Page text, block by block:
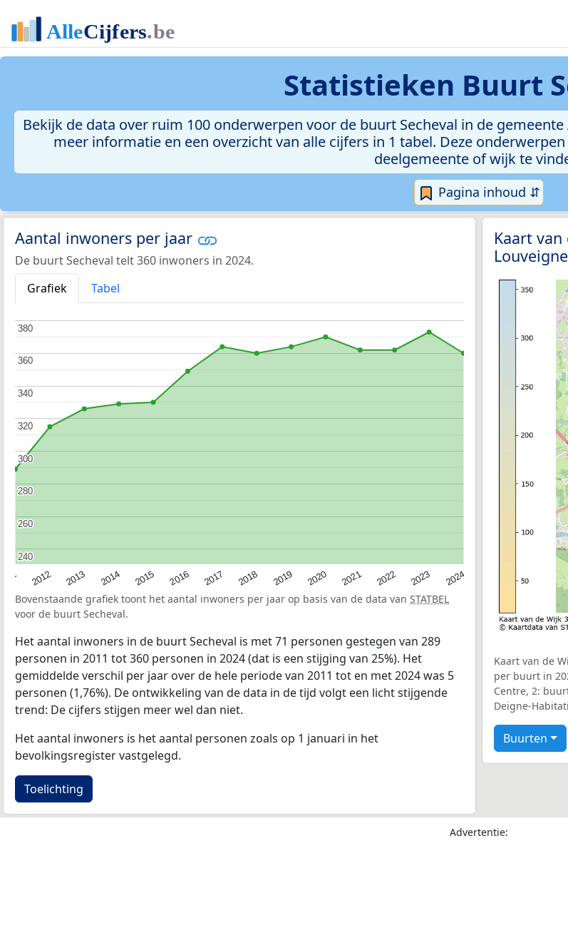
Statistieken Buurt
Bekijk de data over ruim 100 onderwerpen voor de buurt Secheval in de
meer informatie en een overzicht van alle cijfers in 1 tabel. Deze
deelgemeente of wijk te
Pagina inhoud ⇵
Aantal inwoners per jaar
De buurt Secheval telt 360 inwoners in 2024.
Grafiek
Tabel
2012 2013 2014 2015 2016 2017 2018 2019 2020 2021 2022 2023 2024
240
240
260
260
280
280
300
300
320
320
340
340
360
360
380
380
Bovenstaande grafiek toont het aantal inwoners per jaar op basis van de data van STATBEL
voor de buurt Secheval.
Het aantal inwoners in de buurt Secheval is met 71 personen gestegen van 289
personen in 2011 tot 360 personen in 2024 (dat is een stijging van 25%). Het
gemiddelde verschil per jaar over de hele periode van 2011 tot en met 2024 was 5
personen (1,76%). De ontwikkeling van de data in de tijd volgt een licht stijgende
trend: De cijfers stijgen meer wel dan niet.
Het aantal inwoners is het aantal personen zoals op 1 januari in het
bevolkingsregister vastgelegd.
Toelichting
Kaart
Kaart van de
per buurt in
Centre, 2:
Deigne-
Buurten
Advertentie: